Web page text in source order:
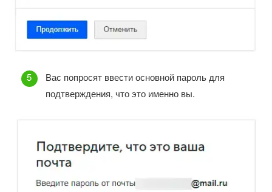
Вас попросят ввести основной пароль для
подтверждения, что это именно вы.